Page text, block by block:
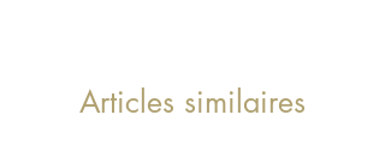
Articles similaires